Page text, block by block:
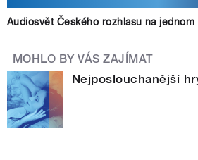
Audiosvět Českého rozhlasu na jednom
MOHLO BY VÁS ZAJÍMAT
Nejposlouchanější